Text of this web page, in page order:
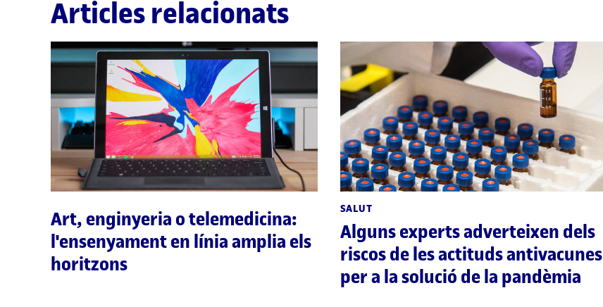
Articles relacionats
Art, enginyeria o telemedicina:
l'ensenyament en línia amplia els
horitzons
SALUT
Alguns experts adverteixen dels
riscos de les actituds antivacunes
per a la solució de la pandèmia